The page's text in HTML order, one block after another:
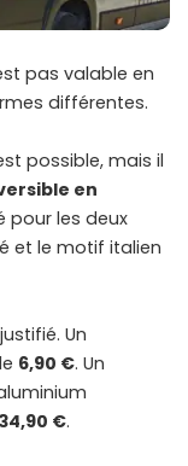
pas valable en
différentes.
possible, mais il
en
pour les deux
et le motif italien
Un
6,90 €. Un
34,90 €.